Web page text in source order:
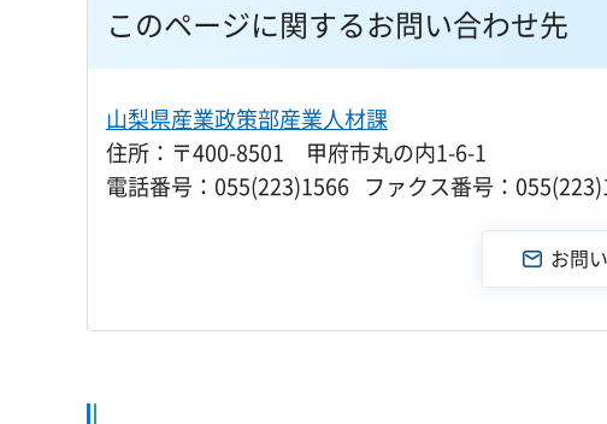
このページに関するお問い合わせ先
山梨県産業政策部産業人材課
住所：〒400-8501 甲府市丸の内1-6-1
電話番号：055(223)1566 ファクス番号：